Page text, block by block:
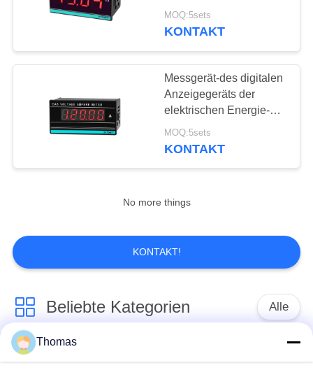
Spannung und der
Stromstärke
MOQ:5sets
KONTAKT
Messgerät-des digitalen
Anzeigegeräts der
elektrischen Energie-
DA8 Volt-Ampere-
Prüfvorrichtung 0.3%FS
MOQ:5sets
KONTAKT
No more things
KONTAKT!
Beliebte Kategorien Alle
Thomas